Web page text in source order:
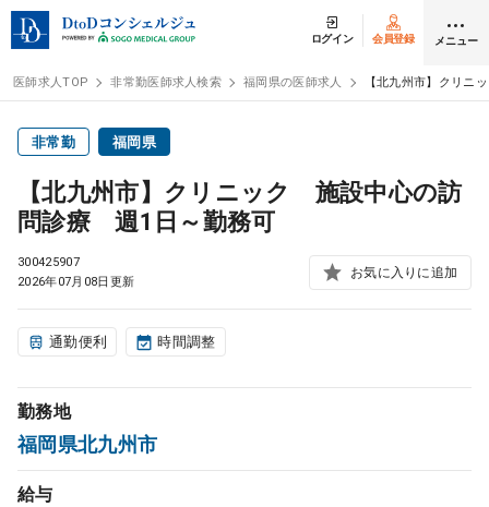
ログイン 会員登録 メニュー
医師求人
常勤検索 転職
非常勤検索 アルバイト
DtoDの転職・アルバイト支援
医師求人TOP 非常勤医師求人検索 福岡県の医師求人 【北九州市】クリ
非常勤 福岡県
【北九州市】クリニック 施設中心の訪
問診療 週1日～勤務可
300425907
2026年07月08日更新
お気に入りに追加
通勤便利 時間調整
勤務地
福岡県北九州市
給与